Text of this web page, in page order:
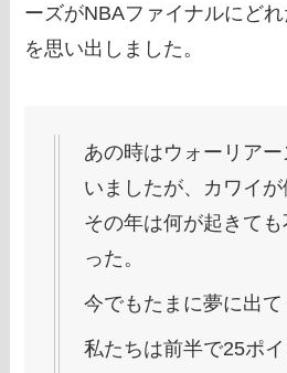
ーズがNBAファイナルにど
を思い出しました。
あの時はウォーリア
いましたが、カワイ
その年は何が起きて
った。
今でもたまに夢に出て
私たちは前半で25ポ